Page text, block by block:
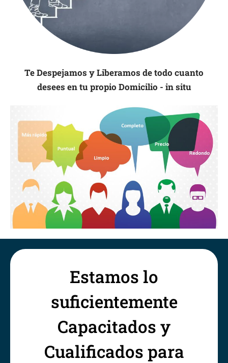
Te Despejamos y Liberamos de todo cuanto
desees en tu propio Domicilio - in situ
Estamos lo
suficientemente
Capacitados y
Cualificados para